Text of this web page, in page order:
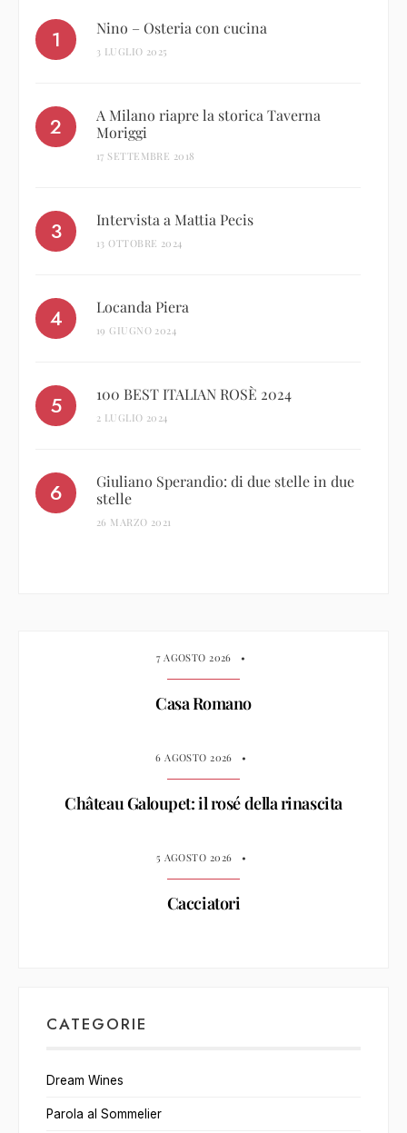
Nino – Osteria con cucina
3 LUGLIO 2025
A Milano riapre la storica Taverna
Moriggi
17 SETTEMBRE 2018
Intervista a Mattia Pecis
13 OTTOBRE 2024
Locanda Piera
19 GIUGNO 2024
100 BEST ITALIAN ROSÈ 2024
2 LUGLIO 2024
Giuliano Sperandio: di due stelle in due
stelle
26 MARZO 2021
7 AGOSTO 2026 •
Casa Romano
6 AGOSTO 2026 •
Château Galoupet: il rosé della rinascita
5 AGOSTO 2026 •
Cacciatori
CATEGORIE
Dream Wines
Parola al Sommelier